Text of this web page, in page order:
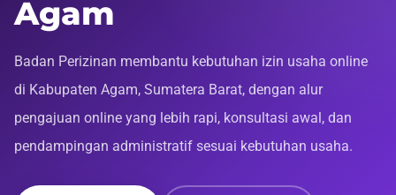
Agam
Badan Perizinan membantu kebutuhan izin usaha online
di Kabupaten Agam, Sumatera Barat, dengan alur
pengajuan online yang lebih rapi, konsultasi awal, dan
pendampingan administratif sesuai kebutuhan usaha.